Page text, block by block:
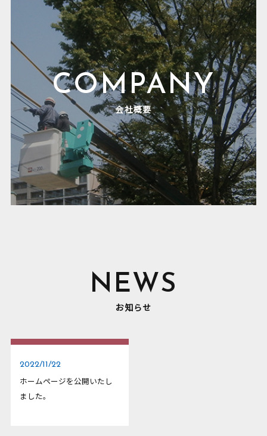
COMPANY
会社概要
NEWS
お知らせ
2022/11/22
ホームページを公開いたし
ました。